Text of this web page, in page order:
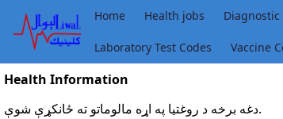
Home Health jobs Diagnostic
Laboratory Test Codes Vaccine
Health Information
دغه برخه د روغتيا په اړه مالوماتو ته ځانکړې شوې.